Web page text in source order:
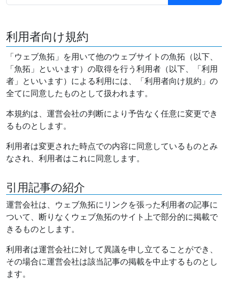
利用者向け規約
「ウェブ魚拓」を用いて他のウェブサイトの魚拓（以下、
「魚拓」といいます）の取得を行う利用者（以下、「利用
者」といいます）による利用には、「利用者向け規約」の
全てに同意したものとして扱われます。
本規約は、運営会社の判断により予告なく任意に変更でき
るものとします。
利用者は変更された時点での内容に同意しているものとみ
なされ、利用者はこれに同意します。
引用記事の紹介
運営会社は、ウェブ魚拓にリンクを張った利用者の記事に
ついて、断りなくウェブ魚拓のサイト上で部分的に掲載で
きるものとします。
利用者は運営会社に対して異議を申し立てることができ、
その場合に運営会社は該当記事の掲載を中止するものとし
ます。